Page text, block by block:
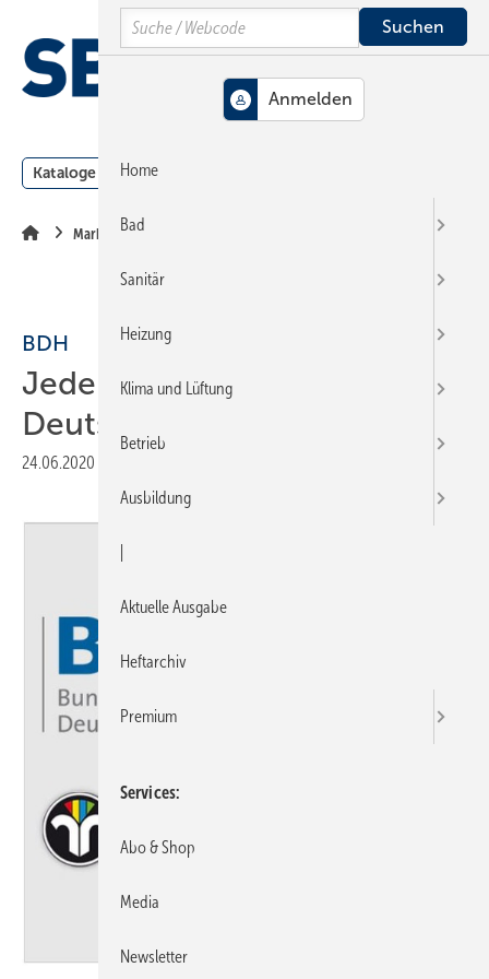
Hauptinhalt
Hauptmenü
SiteSearch
Kataloge Meldungen
Markt + Trends
BDH
Jede 2. Heizung in
Deutschland ist veraltet
24.06.2020
Search
Home
Bad
Sanitär
Heizung
Klima und Lüftung
Betrieb
Ausbildung
Aktuelle Ausgabe
Heftarchiv
Premium
Services
Abo & Shop
Media
Newsletter